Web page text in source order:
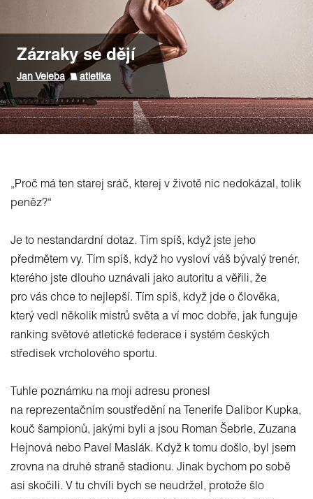
Zázraky se dějí
Jan Veleba atletika
„Proč má ten starej sráč, kterej v životě nic nedokázal, tolik
peněz?“
Je to nestandardní dotaz. Tím spíš, když jste jeho
předmětem vy. Tím spíš, když ho vysloví váš bývalý trenér,
kterého jste dlouho uznávali jako autoritu a věřili, že
pro vás chce to nejlepší. Tím spíš, když jde o člověka,
který vedl několik mistrů světa a ví moc dobře, jak funguje
ranking světové atletické federace i systém českých
středisek vrcholového sportu.
Tuhle poznámku na moji adresu pronesl
na reprezentačním soustředění na Tenerife Dalibor Kupka,
kouč šampionů, jakými byli a jsou Roman Šebrle, Zuzana
Hejnová nebo Pavel Maslák. Když k tomu došlo, byl jsem
zrovna na druhé straně stadionu. Jinak bychom po sobě
asi skočili. V tu chvíli bych se neudržel, protože šlo